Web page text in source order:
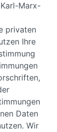
Marx-
privaten
Ihre
Daten
Wir